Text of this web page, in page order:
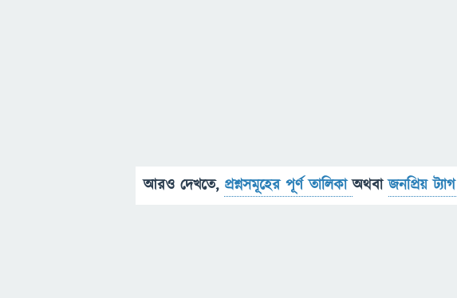
আরও দেখতে, প্রশ্নসমূহের পূর্ণ তালিকাঅথবাজনপ্রিয় ট্যাগ